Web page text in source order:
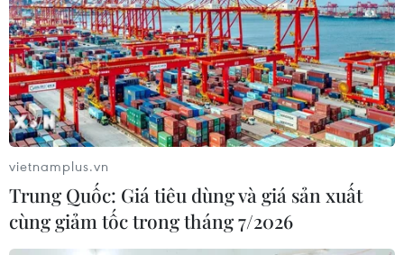
vietnamplus.vn
Trung Quốc: Giá tiêu dùng và giá sản xuất
cùng giảm tốc trong tháng 7/2026